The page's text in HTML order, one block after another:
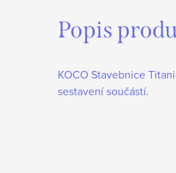
Popis
KOCO Stavebnice
sestavení součástí.